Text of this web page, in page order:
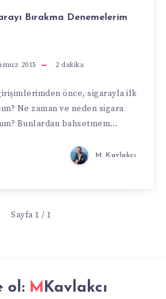
Bırakma Denemelerim
2015 2 dakika
önce, sigarayla ilk
Ne zaman ve neden sigara
Bunlardan bahsetmem…
M. Kavlakcı
Sayfa 1 / 1
ol: MKavlakcı